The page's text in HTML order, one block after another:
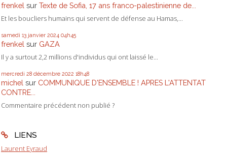
frenkel sur Texte de Sofia, 17 ans franco-palestinienne de...
Et les boucliers humains qui servent de défense au Hamas,...
samedi 13 janvier 2024 04h45
frenkel sur GAZA
Il y a surtout 2,2 millions d'individus qui ont laissé le...
mercredi 28 décembre 2022 18h48
michel sur COMMUNIQUE D'ENSEMBLE ! APRES L'ATTENTAT
CONTRE...
Commentaire précédent non publié ?
LIENS
Laurent Eyraud